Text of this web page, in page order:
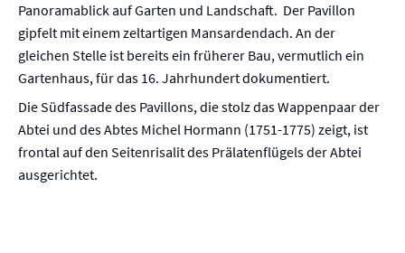
Panoramablick auf Garten und Landschaft. Der Pavillon
gipfelt mit einem zeltartigen Mansardendach. An der
gleichen Stelle ist bereits ein früherer Bau, vermutlich ein
Gartenhaus, für das 16. Jahrhundert dokumentiert.
Die Südfassade des Pavillons, die stolz das Wappenpaar der
Abtei und des Abtes Michel Hormann (1751-1775) zeigt, ist
frontal auf den Seitenrisalit des Prälatenflügels der Abtei
ausgerichtet.